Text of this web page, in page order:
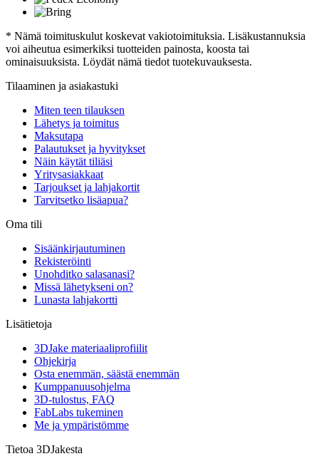
* Nämä toimituskulut koskevat vakiotoimituksia. Lisäkustannuksia
voi aiheutua esimerkiksi tuotteiden painosta, koosta tai
ominaisuuksista. Löydät nämä tiedot tuotekuvauksesta.
Tilaaminen ja asiakastuki
Miten teen tilauksen
Lähetys ja toimitus
Maksutapa
Palautukset ja hyvitykset
Näin käytät tiliäsi
Yritysasiakkaat
Tarjoukset ja lahjakortit
Tarvitsetko lisäapua?
Oma tili
Sisäänkirjautuminen
Rekisteröinti
Unohditko salasanasi?
Missä lähetykseni on?
Lunasta lahjakortti
Lisätietoja
3DJake materiaaliprofiilit
Ohjekirja
Osta enemmän, säästä enemmän
Kumppanuusohjelma
3D-tulostus, FAQ
FabLabs tukeminen
Me ja ympäristömme
Tietoa 3DJakesta